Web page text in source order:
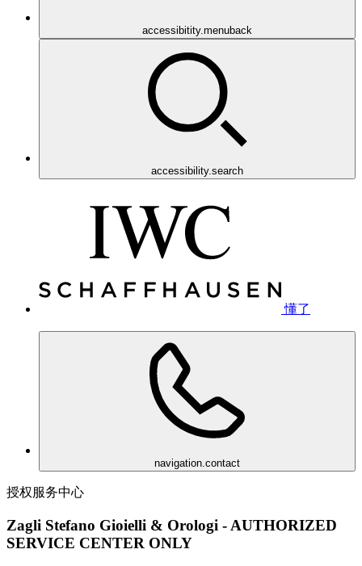
accessibitity.menuback
accessibility.search
懂了
navigation.contact
授权服务中心
Zagli Stefano Gioielli & Orologi - AUTHORIZED
SERVICE CENTER ONLY